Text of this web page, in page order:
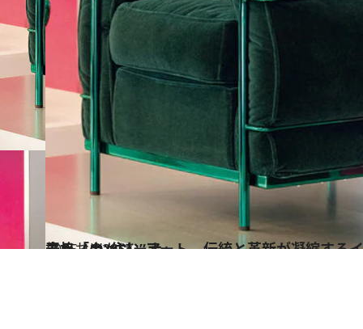
2025.12.23
ミラノの“住む”アート 伝統と革新が凝縮するイタリアンモダンの代表格「カッシーナ」
旅＆お出かけ